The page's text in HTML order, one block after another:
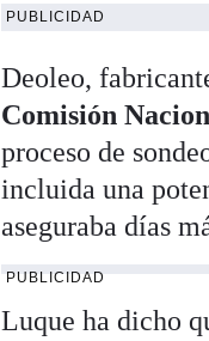
PUBLICIDAD
Deoleo,
Comisión
proceso de
incluida una
aseguraba días
PUBLICIDAD
Luque ha dicho